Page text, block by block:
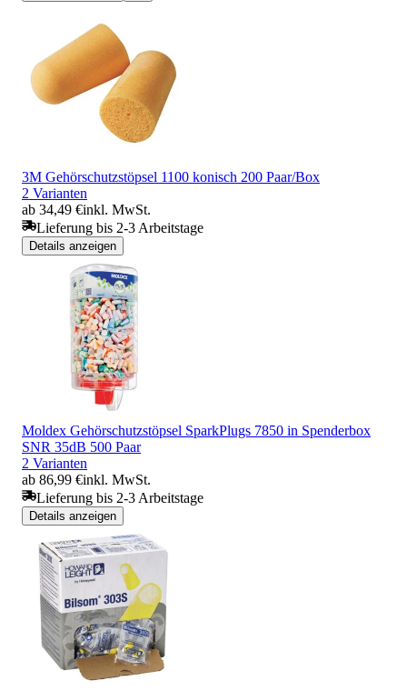
3M Gehörschutzstöpsel 1100 konisch 200 Paar/Box
2 Varianten
ab 34,49 €inkl. MwSt.
Lieferung bis 2-3 Arbeitstage
Details anzeigen
Moldex Gehörschutzstöpsel SparkPlugs 7850 in Spenderbox
SNR 35dB 500 Paar
2 Varianten
ab 86,99 €inkl. MwSt.
Lieferung bis 2-3 Arbeitstage
Details anzeigen